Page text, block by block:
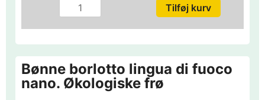
Bønne borlotto lingua di fuoco
nano. Økologiske frø